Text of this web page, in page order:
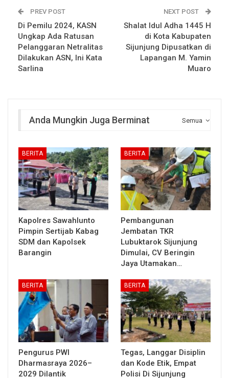
PREV POST
Di Pemilu 2024, KASN
Ungkap Ada Ratusan
Pelanggaran Netralitas
Dilakukan ASN, Ini Kata
Sarlina
NEXT POST
Shalat Idul Adha 1445 H
di Kota Kabupaten
Sijunjung Dipusatkan di
Lapangan M. Yamin
Muaro
Semua
Anda Mungkin Juga Berminat
BERITA
Kapolres Sawahlunto
Pimpin Sertijab Kabag
SDM dan Kapolsek
Barangin
BERITA
Pembangunan
Jembatan TKR
Lubuktarok Sijunjung
Dimulai, CV Beringin
Jaya Utamakan…
BERITA
Pengurus PWI
Dharmasraya 2026–
2029 Dilantik
BERITA
Tegas, Langgar Disiplin
dan Kode Etik, Empat
Polisi Di Sijunjung